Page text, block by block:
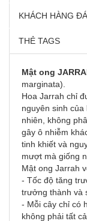
KHÁCH HÀNG
THẺ TAGS
Mật ong
marginata).
Hoa Jarrah chỉ
nguyên sinh
nhiên, không
gây ô nhiễm
tinh khiết và
mượt mà giống
Mật ong Jarrah
- Tốc độ tăng
trưởng thành và
- Mỗi cây chỉ có
không phải tất